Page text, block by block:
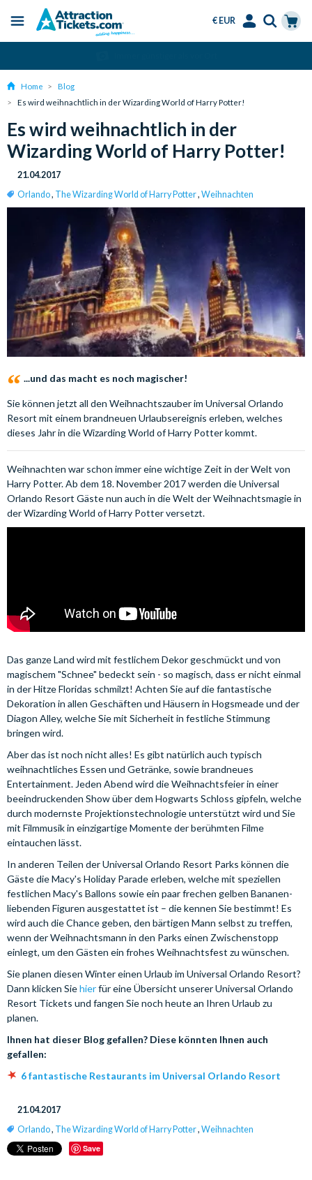
content
Menu
€ EUR
Home
Blog
Es wird weihnachtlich in der Wizarding World of Harry Potter!
Es wird weihnachtlich in der
Wizarding World of Harry Potter!
21.04.2017
Orlando, The Wizarding World of Harry Potter, Weihnachten
...und das macht es noch magischer!
Sie können jetzt all den Weihnachtszauber im Universal Orlando
Resort mit einem brandneuen Urlaubsereignis erleben, welches
dieses Jahr in die Wizarding World of Harry Potter kommt.
Weihnachten war schon immer eine wichtige Zeit in der Welt von
Harry Potter. Ab dem 18. November 2017 werden die Universal
Orlando Resort Gäste nun auch in die Welt der Weihnachtsmagie in
der Wizarding World of Harry Potter versetzt.
Das ganze Land wird mit festlichem Dekor geschmückt und von
magischem "Schnee" bedeckt sein - so magisch, dass er nicht einmal
in der Hitze Floridas schmilzt! Achten Sie auf die fantastische
Dekoration in allen Geschäften und Häusern in Hogsmeade und der
Diagon Alley, welche Sie mit Sicherheit in festliche Stimmung
bringen wird.
Aber das ist noch nicht alles! Es gibt natürlich auch typisch
weihnachtliches Essen und Getränke, sowie brandneues
Entertainment. Jeden Abend wird die Weihnachtsfeier in einer
beeindruckenden Show über dem Hogwarts Schloss gipfeln, welche
durch modernste Projektionstechnologie unterstützt wird und Sie
mit Filmmusik in einzigartige Momente der berühmten Filme
eintauchen lässt.
In anderen Teilen der Universal Orlando Resort Parks können die
Gäste die Macy's Holiday Parade erleben, welche mit speziellen
festlichen Macy's Ballons sowie ein paar frechen gelben Bananen-
liebenden Figuren ausgestattet ist – die kennen Sie bestimmt! Es
wird auch die Chance geben, den bärtigen Mann selbst zu treffen,
wenn der Weihnachtsmann in den Parks einen Zwischenstopp
einlegt, um den Gästen ein frohes Weihnachtsfest zu wünschen.
Sie planen diesen Winter einen Urlaub im Universal Orlando Resort?
Dann klicken Siehierfür eine Übersicht unserer Universal Orlando
Resort Tickets und fangen Sie noch heute an Ihren Urlaub zu
planen.
Ihnen hat dieser Blog gefallen? Diese könnten Ihnen auch
gefallen:
6 fantastische Restaurants im Universal Orlando Resort
21.04.2017
Orlando, The Wizarding World of Harry Potter, Weihnachten
Save